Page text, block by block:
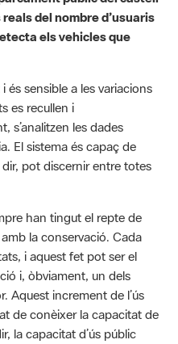
és sensible a les variacions
es recullen i
s’analitzen les dades
El sistema és capaç de
pot discernir entre totes
han tingut el repte de
la conservació. Cada
i aquest fet pot ser el
i, òbviament, un dels
Aquest increment de l’ús
de conèixer la capacitat de
la capacitat d’ús públic
del medi natural.